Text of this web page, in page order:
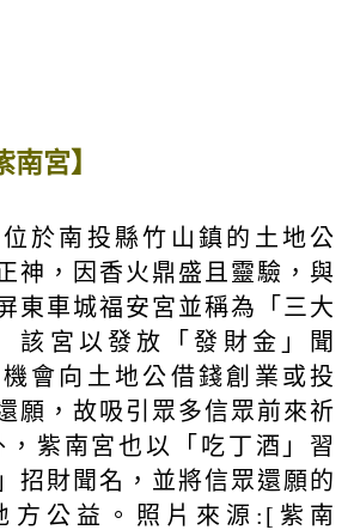
南宮】
於南投縣竹山鎮的土地公
神，因香火鼎盛且靈驗，與
東車城福安宮並稱為「三大
該宮以發放「發財金」聞
會向土地公借錢創業或投
願，故吸引眾多信眾前來祈
紫南宮也以「吃丁酒」習
招財聞名，並將信眾還願的
方公益。照片來源:[紫南